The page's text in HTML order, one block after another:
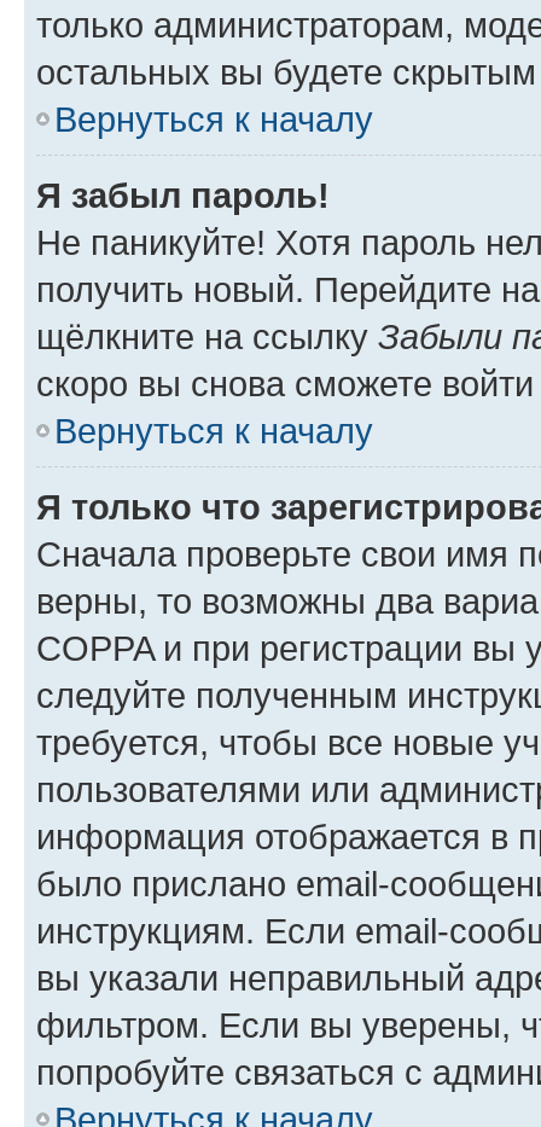
только администраторам,
остальных вы будете
Вернуться к началу
Я забыл пароль!
Не паникуйте! Хотя пароль
получить новый. Перейдите
щёлкните на ссылку Забыли
скоро вы снова сможете
Вернуться к началу
Я только что
Сначала проверьте свои имя
верны, то возможны два
COPPA и при регистрации вы
следуйте полученным
требуется, чтобы все новые
пользователями или
информация отображается в
было прислано email-
инструкциям. Если email-
вы указали неправильный
фильтром. Если вы уверены,
попробуйте связаться с
Вернуться к началу